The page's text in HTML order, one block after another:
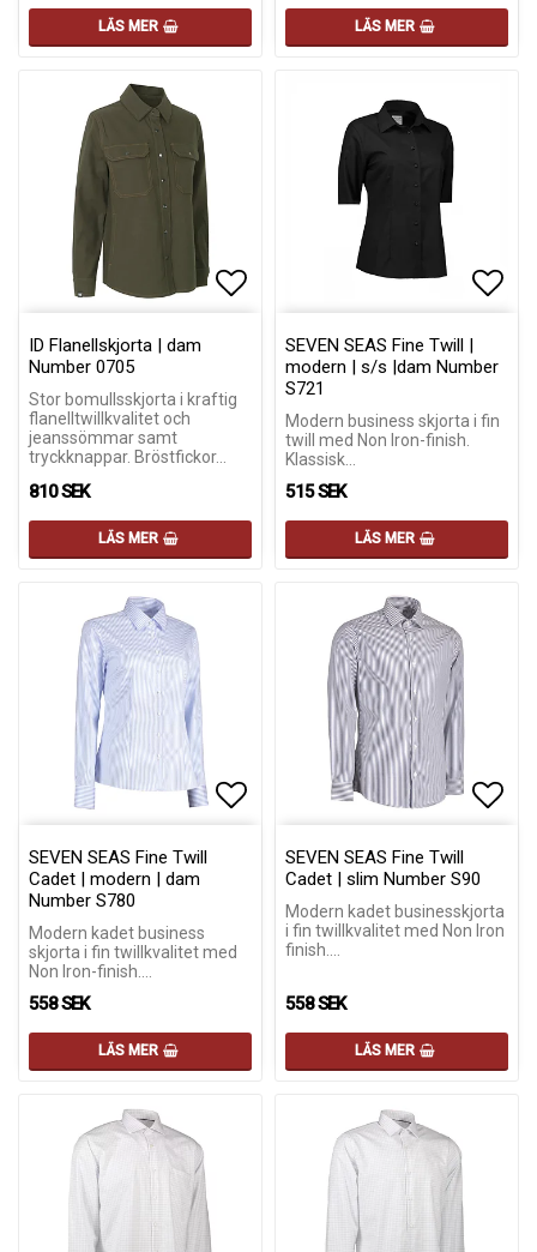
LÄS MER LÄS MER
Lägg till i favoritlistan
Lägg till i favoritlistan
ID Flanellskjorta | dam
Number 0705
Stor bomullsskjorta i kraftig
flanelltwillkvalitet och
jeanssömmar samt
tryckknappar. Bröstfickor…
810 SEK
LÄS MER
SEVEN SEAS Fine Twill |
modern | s/s |dam Number
S721
Modern business skjorta i fin
twill med Non Iron-finish.
Klassisk…
515 SEK
LÄS MER
SEVEN SEAS Fine Twill
Cadet | modern | dam
Number S780
Modern kadet business
skjorta i fin twillkvalitet med
Non Iron-finish.…
558 SEK
LÄS MER
SEVEN SEAS Fine Twill
Cadet | slim Number S90
Modern kadet businesskjorta
i fin twillkvalitet med Non Iron
finish.…
558 SEK
LÄS MER